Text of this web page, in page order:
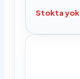
Stokta yok